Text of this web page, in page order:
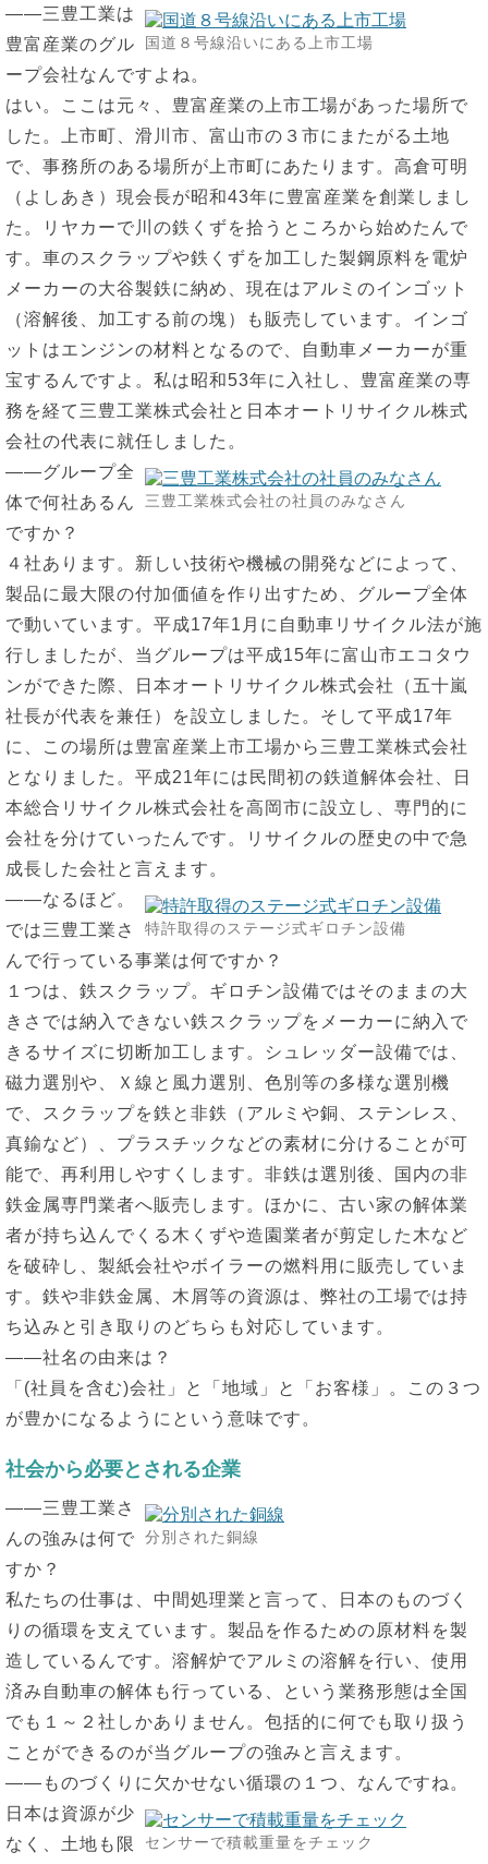
国道８号線沿いにある上市工場
――三豊工業は
豊富産業のグル
ープ会社なんですよね。
はい。ここは元々、豊富産業の上市工場があった場所で
した。上市町、滑川市、富山市の３市にまたがる土地
で、事務所のある場所が上市町にあたります。高倉可明
（よしあき）現会長が昭和43年に豊富産業を創業しまし
た。リヤカーで川の鉄くずを拾うところから始めたんで
す。車のスクラップや鉄くずを加工した製鋼原料を電炉
メーカーの大谷製鉄に納め、現在はアルミのインゴット
（溶解後、加工する前の塊）も販売しています。インゴ
ットはエンジンの材料となるので、自動車メーカーが重
宝するんですよ。私は昭和53年に入社し、豊富産業の専
務を経て三豊工業株式会社と日本オートリサイクル株式
会社の代表に就任しました。
三豊工業株式会社の社員のみなさん
――グループ全
体で何社あるん
ですか？
４社あります。新しい技術や機械の開発などによって、
製品に最大限の付加価値を作り出すため、グループ全体
で動いています。平成17年1月に自動車リサイクル法が施
行しましたが、当グループは平成15年に富山市エコタウ
ンができた際、日本オートリサイクル株式会社（五十嵐
社長が代表を兼任）を設立しました。そして平成17年
に、この場所は豊富産業上市工場から三豊工業株式会社
となりました。平成21年には民間初の鉄道解体会社、日
本総合リサイクル株式会社を高岡市に設立し、専門的に
会社を分けていったんです。リサイクルの歴史の中で急
成長した会社と言えます。
特許取得のステージ式ギロチン設備
――なるほど。
では三豊工業さ
んで行っている事業は何ですか？
１つは、鉄スクラップ。ギロチン設備ではそのままの大
きさでは納入できない鉄スクラップをメーカーに納入で
きるサイズに切断加工します。シュレッダー設備では、
磁力選別や、Ｘ線と風力選別、色別等の多様な選別機
で、スクラップを鉄と非鉄（アルミや銅、ステンレス、
真鍮など）、プラスチックなどの素材に分けることが可
能で、再利用しやすくします。非鉄は選別後、国内の非
鉄金属専門業者へ販売します。ほかに、古い家の解体業
者が持ち込んでくる木くずや造園業者が剪定した木など
を破砕し、製紙会社やボイラーの燃料用に販売していま
す。鉄や非鉄金属、木屑等の資源は、弊社の工場では持
ち込みと引き取りのどちらも対応しています。
――社名の由来は？
「(社員を含む)会社」と「地域」と「お客様」。この３つ
が豊かになるようにという意味です。
社会から必要とされる企業
分別された銅線
――三豊工業さ
んの強みは何で
すか？
私たちの仕事は、中間処理業と言って、日本のものづく
りの循環を支えています。製品を作るための原材料を製
造しているんです。溶解炉でアルミの溶解を行い、使用
済み自動車の解体も行っている、という業務形態は全国
でも１～２社しかありません。包括的に何でも取り扱う
ことができるのが当グループの強みと言えます。
――ものづくりに欠かせない循環の１つ、なんですね。
センサーで積載重量をチェック
日本は資源が少
なく、土地も限